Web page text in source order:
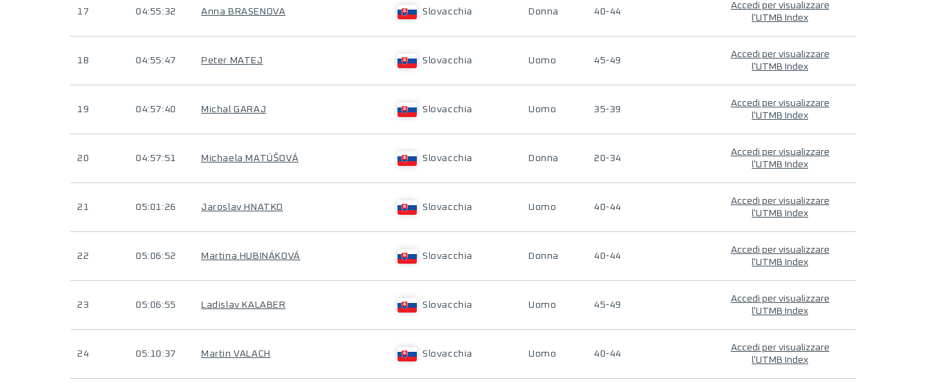
17 04:55:32 Anna BRASENOVA Slovacchia Donna 40-44
Accedi per visualizzare
l'UTMB Index
18 04:55:47 Peter MATEJ Slovacchia Uomo 45-49
Accedi per visualizzare
l'UTMB Index
19 04:57:40 Michal GARAJ Slovacchia Uomo 35-39
Accedi per visualizzare
l'UTMB Index
20 04:57:51 Michaela MATÚŠOVÁ Slovacchia Donna 20-34
Accedi per visualizzare
l'UTMB Index
21 05:01:26 Jaroslav HNATKO Slovacchia Uomo 40-44
Accedi per visualizzare
l'UTMB Index
22 05:06:52 Martina HUBINÁKOVÁ Slovacchia Donna 40-44
Accedi per visualizzare
l'UTMB Index
23 05:06:55 Ladislav KALABER Slovacchia Uomo 45-49
Accedi per visualizzare
l'UTMB Index
24 05:10:37 Martin VALACH Slovacchia Uomo 40-44
Accedi per visualizzare
l'UTMB Index